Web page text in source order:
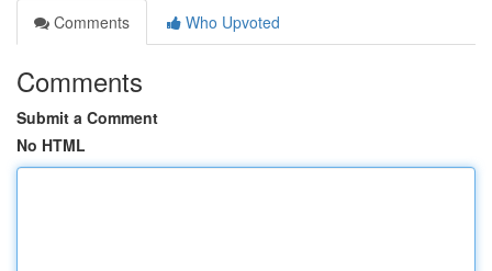
Comments
Who Upvoted
Comments
Submit a Comment
No HTML